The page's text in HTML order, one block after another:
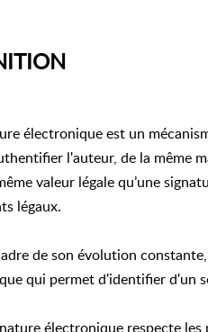
électronique est un
l'auteur, de la même
valeur légale qu’une
légaux.
de son évolution
qui permet d'identifier d'un
électronique respecte